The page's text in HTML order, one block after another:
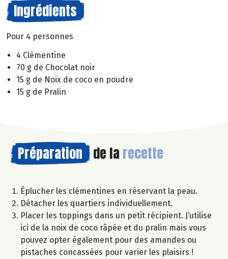
Ingrédients
Pour 4 personnes
4 Clémentine
70 g de Chocolat noir
15 g de Noix de coco en poudre
15 g de Pralin
Préparation de la recette
Éplucher les clémentines en réservant la peau.
Détacher les quartiers individuellement.
Placer les toppings dans un petit récipient. J’utilise
ici de la noix de coco râpée et du pralin mais vous
pouvez opter également pour des amandes ou
pistaches concassées pour varier les plaisirs !